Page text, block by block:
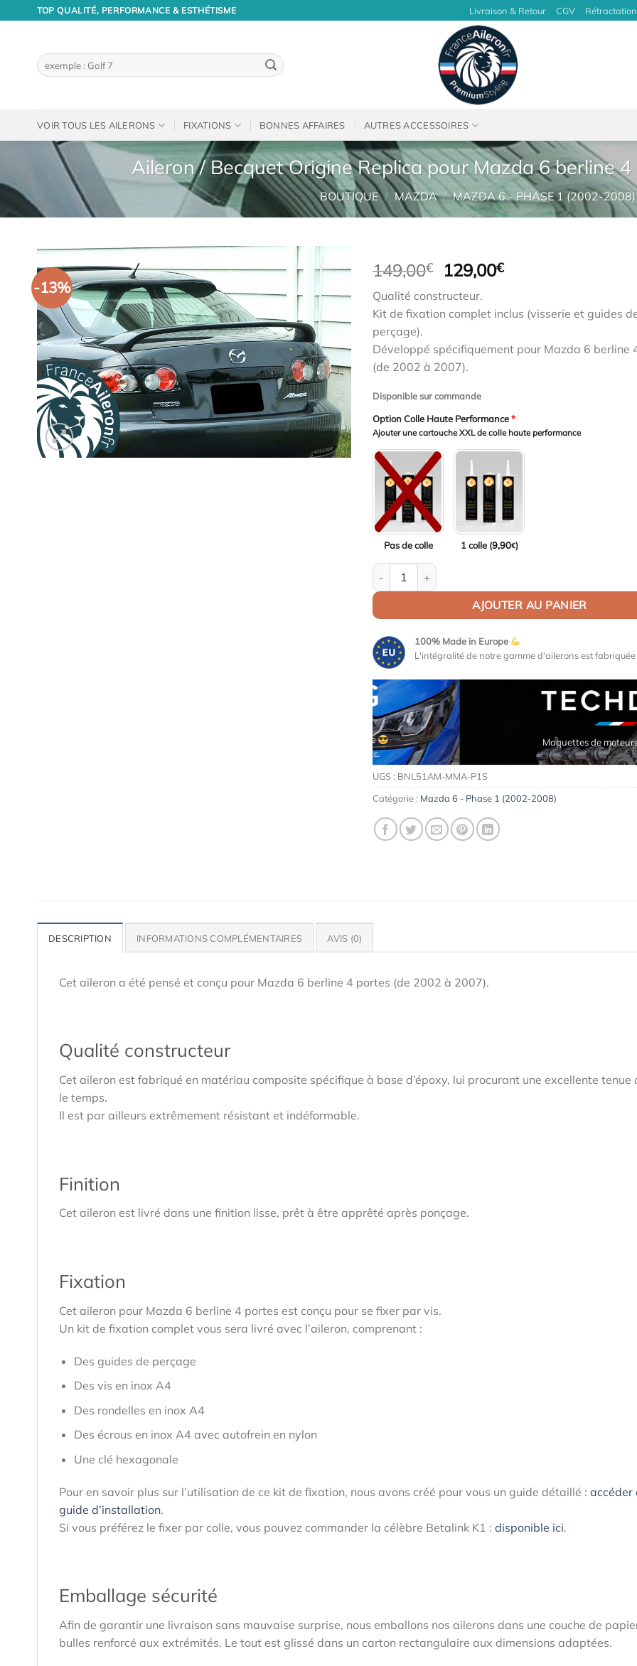
TOP QUALITÉ, PERFORMANCE & ESTHÉTISME Livraison & Retour CGV Rétractation
Recherche
pour :
VOIR TOUS LES AILERONS FIXATIONS BONNES AFFAIRES AUTRES ACCESSOIRES
Aileron / Becquet Origine Replica pour Mazda 6 berline
BOUTIQUE / MAZDA / MAZDA 6 - PHASE 1 (2002-2008)
-13%
149,00€
Le
initial
était :
129,00€Le
est :
Qualité constructeur.
Kit de fixation complet inclus (visserie et guides
perçage).
Développé spécifiquement pour Mazda 6 berline
(de 2002 à 2007).
Disponible sur commande
Option Colle Haute Performance*
Ajouter une cartouche XXL de colle haute performance
Pas de colle 1 colle (9,90€)
quantité de Aileron / Becquet Origine Replica pour
AJOUTER AU PANIER
100% Made in Europe
L'intégralité de notre gamme d'ailerons est fabriquée
Maquettes de moteurs Premium
UGS : BNL51AM-MMA-P1S
Catégorie : Mazda 6 - Phase 1 (2002-2008)
DESCRIPTION INFORMATIONS COMPLÉMENTAIRES AVIS (0)
Cet aileron a été pensé et conçu pour Mazda 6 berline 4 portes (de 2002 à 2007).
Qualité constructeur
Cet aileron est fabriqué en matériau composite spécifique à base d’époxy, lui procurant une excellente tenue
le temps.
Il est par ailleurs extrêmement résistant et indéformable.
Finition
Cet aileron est livré dans une finition lisse, prêt à être apprêté après ponçage.
Fixation
Cet aileron pour Mazda 6 berline 4 portes est conçu pour se fixer par vis.
Un kit de fixation complet vous sera livré avec l’aileron, comprenant :
Des guides de perçage
Des vis en inox A4
Des rondelles en inox A4
Des écrous en inox A4 avec autofrein en nylon
Une clé hexagonale
Pour en savoir plus sur l’utilisation de ce kit de fixation, nous avons créé pour vous un guide détaillé : accéder
guide d’installation.
Si vous préférez le fixer par colle, vous pouvez commander la célèbre Betalink K1 : disponible ici.
Emballage sécurité
Afin de garantir une livraison sans mauvaise surprise, nous emballons nos ailerons dans une couche de
bulles renforcé aux extrémités. Le tout est glissé dans un carton rectangulaire aux dimensions adaptées.